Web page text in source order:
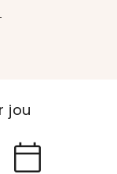
jou